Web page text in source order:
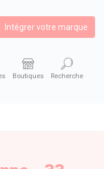
Intégrer votre marque
Boutiques Recherche